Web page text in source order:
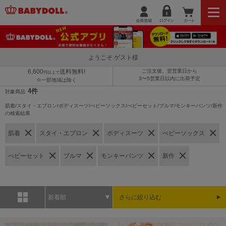
ようこそ ゲスト様
6,600 円以上で送料無料!
※一部地域は除く
ご注文後、翌営業日から
3〜5営業日以内に出荷予定
対象商品 4件
肌着/スタイ・エプロン/ボディスーツ/べビーソックス/べビーセット/ブルマ/モンキーパンツ/新作
の検索結果
肌着 スタイ・エプロン ボディスーツ べビーソックス
べビーセット ブルマ モンキーパンツ 新作
新着順 さらに絞り込む